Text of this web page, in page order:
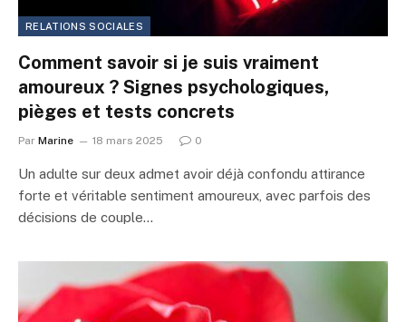
RELATIONS SOCIALES
Comment savoir si je suis vraiment
amoureux ? Signes psychologiques,
pièges et tests concrets
Par Marine 18 mars 2025 0
Un adulte sur deux admet avoir déjà confondu attirance
forte et véritable sentiment amoureux, avec parfois des
décisions de couple…